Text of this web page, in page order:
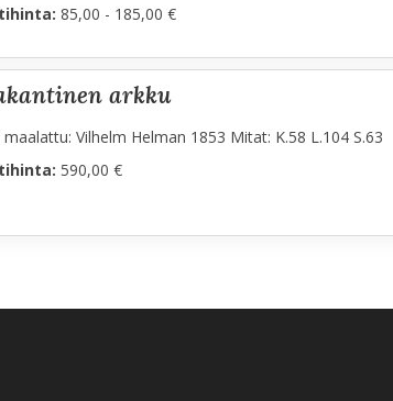
85,00 - 185,00 €
arkku
maalattu: Vilhelm Helman 1853 Mitat: K.58 L.104 S.63
590,00 €